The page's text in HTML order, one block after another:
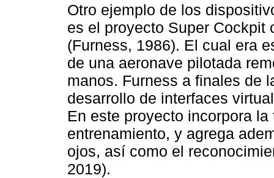
Otro ejemplo de los
es el proyecto Super Cockpit
(Furness, 1986). El cual era
de una aeronave pilotada
manos. Furness a finales de
desarrollo de interfaces
En este proyecto incorpora
entrenamiento, y agrega
ojos, así como el
2019).